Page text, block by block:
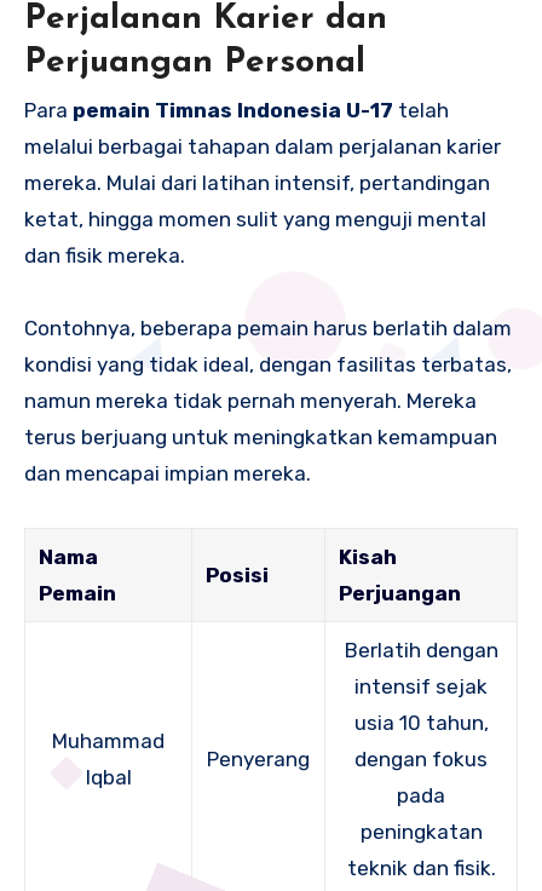
Perjalanan Karier dan
Perjuangan Personal
Para pemain Timnas Indonesia U-17 telah
melalui berbagai tahapan dalam perjalanan karier
mereka. Mulai dari latihan intensif, pertandingan
ketat, hingga momen sulit yang menguji mental
dan fisik mereka.
Contohnya, beberapa pemain harus berlatih dalam
kondisi yang tidak ideal, dengan fasilitas terbatas,
namun mereka tidak pernah menyerah. Mereka
terus berjuang untuk meningkatkan kemampuan
dan mencapai impian mereka.
Nama
Pemain
Posisi
Kisah
Perjuangan
Muhammad
Iqbal
Penyerang
Berlatih dengan
intensif sejak
usia 10 tahun,
dengan fokus
pada
peningkatan
teknik dan fisik.